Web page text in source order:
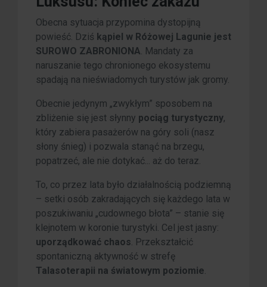
Obecna sytuacja przypomina dystopijną
powieść. Dziś kąpiel w Różowej Lagunie jest
SUROWO ZABRONIONA. Mandaty za
naruszanie tego chronionego ekosystemu
spadają na nieświadomych turystów jak gromy.
Obecnie jedynym „zwykłym” sposobem na
zbliżenie się jest słynny pociąg turystyczny,
który zabiera pasażerów na góry soli (nasz
słony śnieg) i pozwala stanąć na brzegu,
popatrzeć, ale nie dotykać... aż do teraz.
To, co przez lata było działalnością podziemną
– setki osób zakradających się każdego lata w
poszukiwaniu „cudownego błota” – stanie się
klejnotem w koronie turystyki. Cel jest jasny:
uporządkować chaos. Przekształcić
spontaniczną aktywność w strefę
Talasoterapii na światowym poziomie.